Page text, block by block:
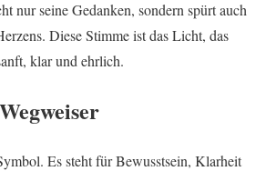
nur seine Gedanken, sondern spürt auch
Diese Stimme ist das Licht, das
klar und ehrlich.
Es steht für Bewusstsein, Klarheit